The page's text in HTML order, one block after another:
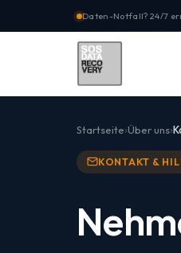
Daten-Notfall? 24/7
Startseite Über uns
KONTAKT &